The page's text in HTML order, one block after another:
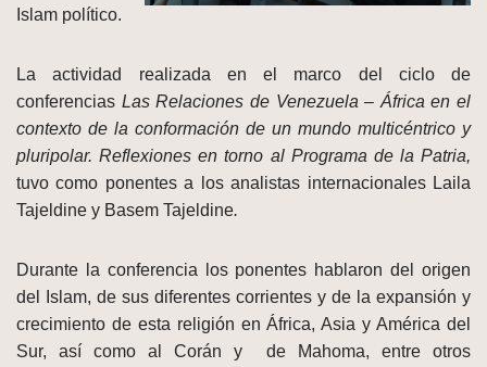
Islam político.
La actividad realizada en el marco del ciclo de
conferencias Las Relaciones de Venezuela – África en el
contexto de la conformación de un mundo multicéntrico y
pluripolar. Reflexiones en torno al Programa de la Patria,
tuvo como ponentes a los analistas internacionales Laila
Tajeldine y Basem Tajeldine.
Durante la conferencia los ponentes hablaron del origen
del Islam, de sus diferentes corrientes y de la expansión y
crecimiento de esta religión en África, Asia y América del
Sur, así como al Corán y de Mahoma, entre otros